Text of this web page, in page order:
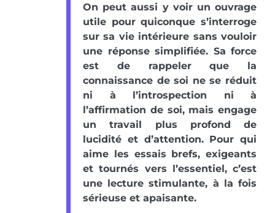
On peut aussi y voir un ouvrage
utile pour quiconque s’interroge
sur sa vie intérieure sans vouloir
une réponse simplifiée. Sa force
est de rappeler que la
connaissance de soi ne se réduit
ni à l’introspection ni à
l’affirmation de soi, mais engage
un travail plus profond de
lucidité et d’attention. Pour qui
aime les essais brefs, exigeants
et tournés vers l’essentiel, c’est
une lecture stimulante, à la fois
sérieuse et apaisante.